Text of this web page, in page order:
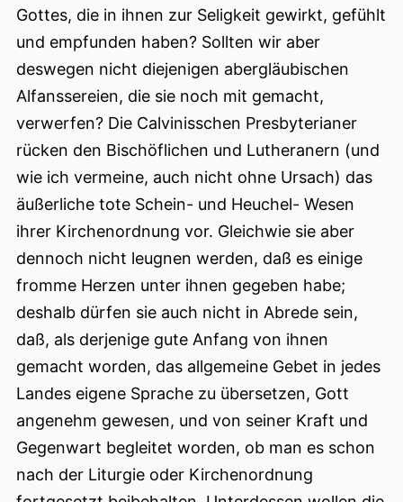
Gottes, die in ihnen zur Seligkeit gewirkt, gefühlt
und empfunden haben? Sollten wir aber
deswegen nicht diejenigen abergläubischen
Alfanssereien, die sie noch mit gemacht,
verwerfen? Die Calvinisschen Presbyterianer
rücken den Bischöflichen und Lutheranern (und
wie ich vermeine, auch nicht ohne Ursach) das
äußerliche tote Schein- und Heuchel- Wesen
ihrer Kirchenordnung vor. Gleichwie sie aber
dennoch nicht leugnen werden, daß es einige
fromme Herzen unter ihnen gegeben habe;
deshalb dürfen sie auch nicht in Abrede sein,
daß, als derjenige gute Anfang von ihnen
gemacht worden, das allgemeine Gebet in jedes
Landes eigene Sprache zu übersetzen, Gott
angenehm gewesen, und von seiner Kraft und
Gegenwart begleitet worden, ob man es schon
nach der Liturgie oder Kirchenordnung